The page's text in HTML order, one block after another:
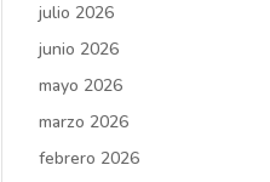
julio 2026
junio 2026
mayo 2026
marzo 2026
febrero 2026